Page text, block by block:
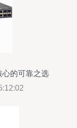
心的可靠之选